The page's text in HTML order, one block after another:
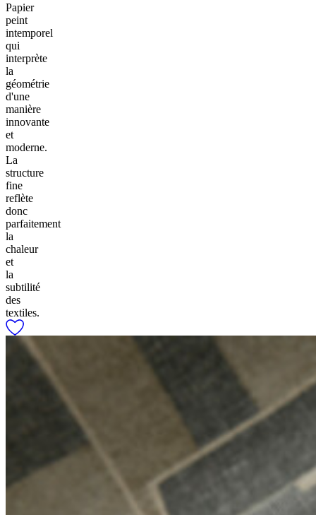
Papier
peint
intemporel
qui
interprète
la
géométrie
d'une
manière
innovante
et
moderne.
La
structure
fine
reflète
donc
parfaitement
la
chaleur
et
la
subtilité
des
textiles.